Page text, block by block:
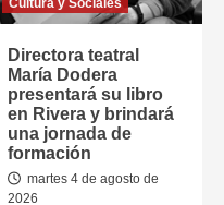
Directora teatral
María Dodera
presentará su libro
en Rivera y brindará
una jornada de
formación
martes 4 de agosto de
2026